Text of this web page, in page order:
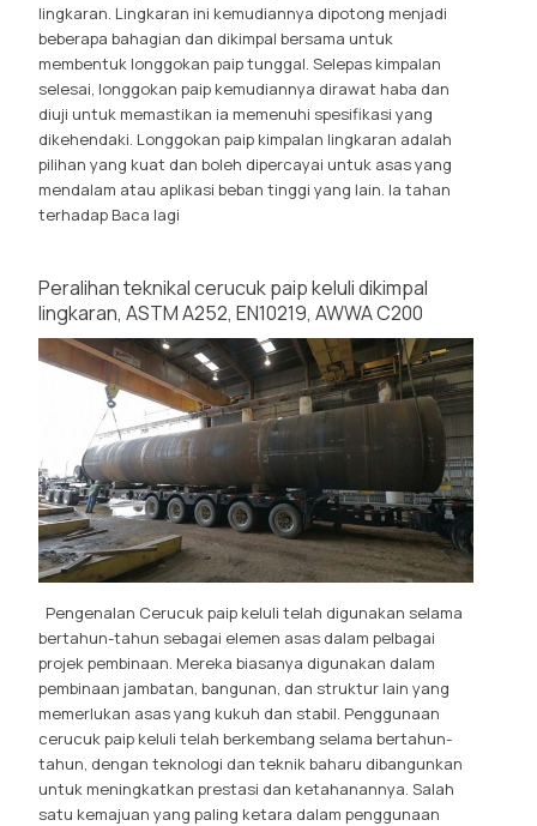
lingkaran. Lingkaran ini kemudiannya dipotong menjadi
beberapa bahagian dan dikimpal bersama untuk
membentuk longgokan paip tunggal. Selepas kimpalan
selesai, longgokan paip kemudiannya dirawat haba dan
diuji untuk memastikan ia memenuhi spesifikasi yang
dikehendaki. Longgokan paip kimpalan lingkaran adalah
pilihan yang kuat dan boleh dipercayai untuk asas yang
mendalam atau aplikasi beban tinggi yang lain. Ia tahan
terhadap Baca lagi
Peralihan teknikal cerucuk paip keluli dikimpal
lingkaran, ASTM A252, EN10219, AWWA C200
Pengenalan Cerucuk paip keluli telah digunakan selama
bertahun-tahun sebagai elemen asas dalam pelbagai
projek pembinaan. Mereka biasanya digunakan dalam
pembinaan jambatan, bangunan, dan struktur lain yang
memerlukan asas yang kukuh dan stabil. Penggunaan
cerucuk paip keluli telah berkembang selama bertahun-
tahun, dengan teknologi dan teknik baharu dibangunkan
untuk meningkatkan prestasi dan ketahanannya. Salah
satu kemajuan yang paling ketara dalam penggunaan